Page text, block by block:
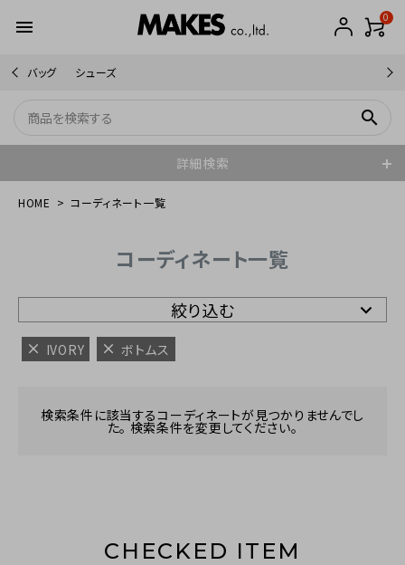
menu 0
バッグ シューズ
search
詳細検索
HOME コーディネート一覧
コーディネート一覧
絞り込む
IVORY ボトムス
検索条件に該当するコーディネートが見つかりませんでし
た。 検索条件を変更してください。
CHECKED ITEM